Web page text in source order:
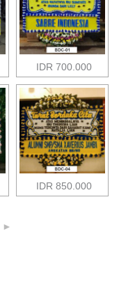
IDR 700.000
IDR 850.000
►